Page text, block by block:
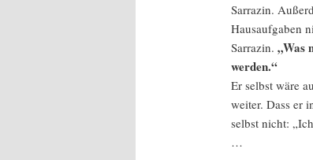
Sarrazin.
Hausaufgaben
Sarrazin. „Was
werden.“
Er selbst wäre
weiter. Dass er
selbst nicht:
…